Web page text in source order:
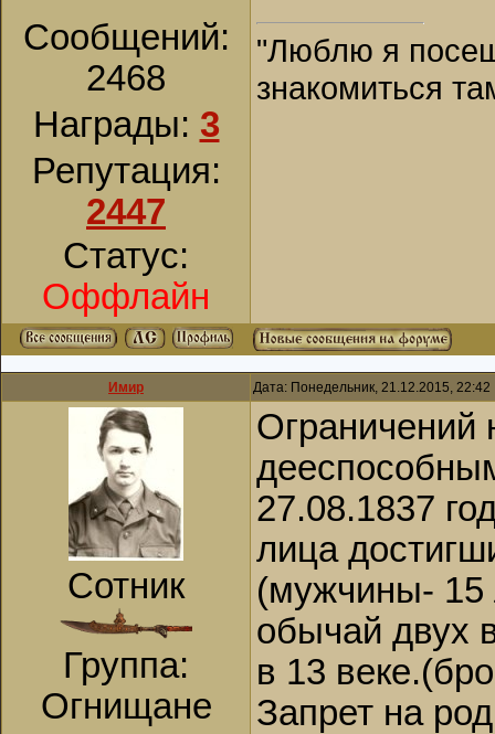
Сообщений:
2468
Награды: 3
Репутация:
2447
Статус:
Оффлайн
"Люблю я
знакомиться
Имир Дата: Понедельник, 21.12.2015,
Сотник
Группа:
Огнищане
Ограничений
27.08.1837
лица
(мужчины- 15
обычай двух
в 13
Запрет на